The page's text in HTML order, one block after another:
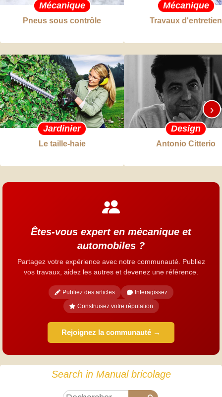
Mécanique
Pneus sous contrôle
Mécanique
Travaux d'entretien
Jardinier
Le taille-haie
Design
Antonio Citterio
›
Êtes-vous expert en mécanique et
automobiles ?
Partagez votre expérience avec notre communauté. Publiez
vos travaux, aidez les autres et devenez une référence.
Publiez des articles
Interagissez
Construisez votre réputation
Rejoignez la communauté →
Search in Manual bricolage